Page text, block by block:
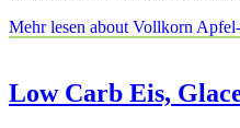
Mehr lesen about Vollkorn
Low Carb Eis,